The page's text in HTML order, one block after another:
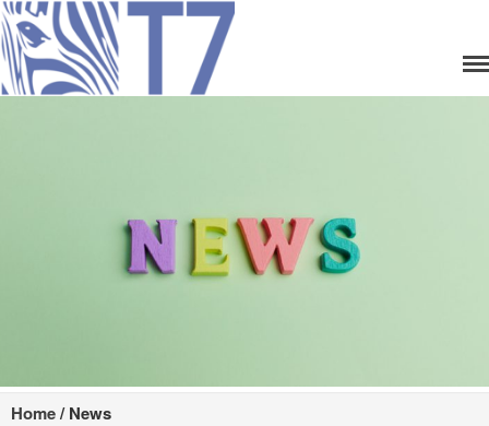
Unsere Leistungen
Lizenzen
XRechnung empfangen
Home/News